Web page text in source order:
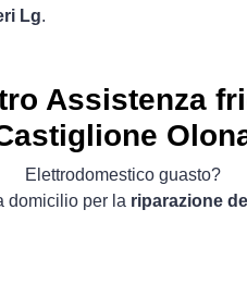
Lg.
Assistenza
Elettrodomestico guasto?
domicilio per la riparazione